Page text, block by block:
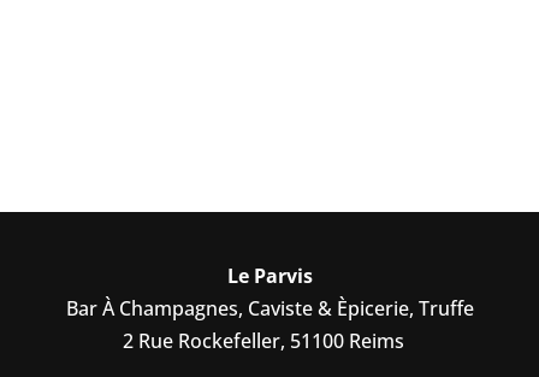
Le Parvis
Bar À Champagnes, Caviste & Èpicerie, Truffe
2 Rue Rockefeller, 51100 Reims